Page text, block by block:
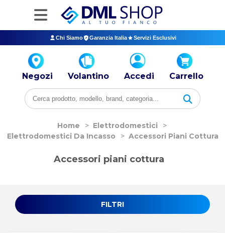
Chi Siamo Garanzia Italia Servizi Esclusivi
Negozi Volantino Accedi Carrello
Home > Elettrodomestici
>
Elettrodomestici Da Incasso
> Accessori Piani Cottura
FILTRI
Accessori piani cottura